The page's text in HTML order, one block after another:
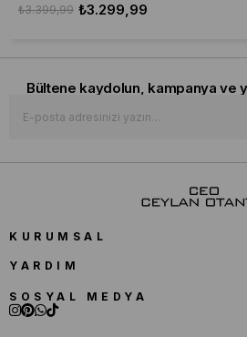
₺3.299,99
₺3.399,99
Bültene kaydolun, kampanya ve
KURUMSAL
YARDIM
SOSYAL MEDYA